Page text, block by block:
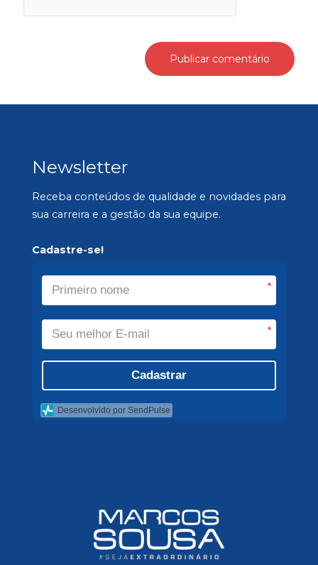
Newsletter
Receba conteúdos de qualidade e novidades para
sua carreira e a gestão da sua equipe.
Cadastre-se!
*
*
Cadastrar
Desenvolvido por SendPulse